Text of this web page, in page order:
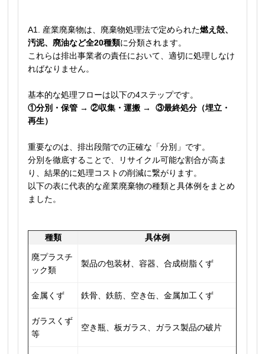
A1. 産業廃棄物は、廃棄物処理法で定められた燃え殻、
汚泥、廃油など全20種類に分類されます。
これらは排出事業者の責任において、適切に処理しなけ
ればなりません。
基本的な処理フローは以下の4ステップです。
①分別・保管 → ②収集・運搬 → ③最終処分（埋立・
再生）
重要なのは、排出段階での正確な「分別」です。
分別を徹底することで、リサイクル可能な割合が高ま
り、結果的に処理コストの削減に繋がります。
以下の表に代表的な産業廃棄物の種類と具体例をまとめ
ました。
種類 具体例
廃プラスチ
ック類
製品の包装材、容器、合成樹脂くず
金属くず 鉄骨、鉄筋、空き缶、金属加工くず
ガラスくず
等
空き瓶、板ガラス、ガラス製品の破片